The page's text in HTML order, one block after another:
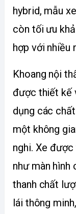
hybrid, mẫu
còn tối ưu
hợp với nhiều
Khoang nội
được thiết kế
dụng các
một không
nghi. Xe
như màn hình
thanh chất
lái thông